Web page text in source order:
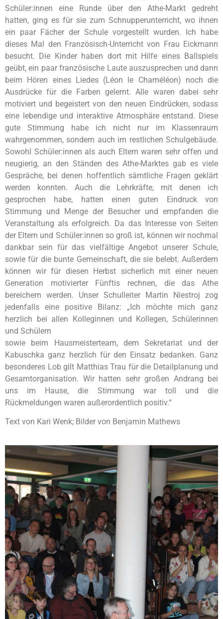
Schüler:innen eine Runde über den Athe-Markt gedreht
hatten, ging es für sie zum Schnupperunterricht, wo ihnen
ein paar Fächer der Schule vorgestellt wurden. Ich habe
dieses Mal den Französisch-Unterricht von Frau Eickmann
besucht. Die Kinder haben dort mit Hilfe eines Ballspiels
geübt, ein paar französische Laute auszusprechen und dann
beim Hören eines Liedes (Léon le Chaméléon) noch die
Ausdrücke für die Farben gelernt. Alle waren dabei sehr
motiviert und begeistert von den neuen Eindrücken, sodass
eine lebendige und interaktive Atmosphäre entstand. Diese
gute Stimmung habe ich nicht nur im Klassenraum
wahrgenommen, sondern auch im restlichen Schulgebäude.
Sowohl Schüler:innen als auch Eltern waren sehr offen und
neugierig, an den Ständen des Athe-Marktes gab es viele
Gespräche, bei denen hoffentlich sämtliche Fragen geklärt
werden konnten. Auch die Lehrkräfte, mit denen ich
gesprochen habe, hatten einen guten Eindruck von
Stimmung und Menge der Besucher und empfanden die
Veranstaltung als erfolgreich. Da das Interesse von Seiten
der Eltern und Schüler:innen so groß ist, können wir nochmal
dankbar sein für das vielfältige Angebot unserer Schule,
sowie für die bunte Gemeinschaft, die sie belebt. Außerdem
können wir für diesen Herbst sicherlich mit einer neuen
Generation motivierter Fünftis rechnen, die das Athe
bereichern werden. Unser Schulleiter Martin Niestroj zog
jedenfalls eine positive Bilanz: „Ich möchte mich ganz
herzlich bei allen Kolleginnen und Kollegen, Schülerinnen
und Schülern
sowie beim Hausmeisterteam, dem Sekretariat und der
Kabuschka ganz herzlich für den Einsatz bedanken. Ganz
besonderes Lob gilt Matthias Trau für die Detailplanung und
Gesamtorganisation. Wir hatten sehr großen Andrang bei
uns im Hause, die Stimmung war toll und die
Rückmeldungen waren außerordentlich positiv.“
Text von Kari Wenk; Bilder von Benjamin Mathews